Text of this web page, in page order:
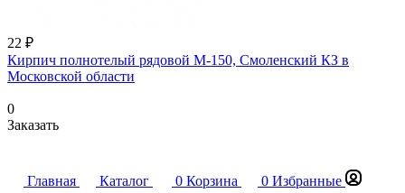
22 ₽
Кирпич полнотелый рядовой М-150, Смоленский КЗ в
Московской области
0
Заказать
Главная Каталог 0 Корзина 0 Избранные